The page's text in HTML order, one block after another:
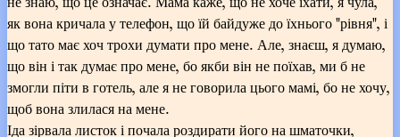
як вона кричала у телефон, що їй байдуже до їхнього "рівня", і
що тато має хоч трохи думати про мене. Але, знаєш, я думаю,
що він і так думає про мене, бо якби він не поїхав, ми б не
змогли піти в готель, але я не говорила цього мамі, бо не хочу,
щоб вона злилася на мене.
Іда зірвала листок і почала роздирати його на шматочки,